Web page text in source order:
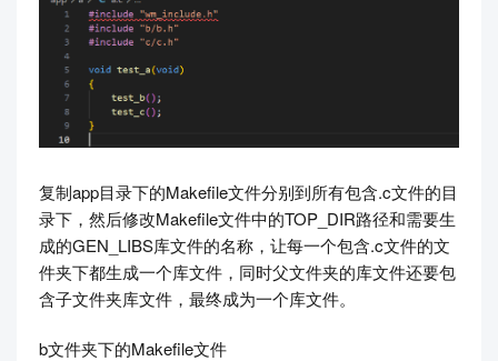
复制app目录下的Makefile文件分别到所有包含.c文件的目
录下，然后修改Makefile文件中的TOP_DIR路径和需要生
成的GEN_LIBS库文件的名称，让每一个包含.c文件的文
件夹下都生成一个库文件，同时父文件夹的库文件还要包
含子文件夹库文件，最终成为一个库文件。
b文件夹下的Makefile文件